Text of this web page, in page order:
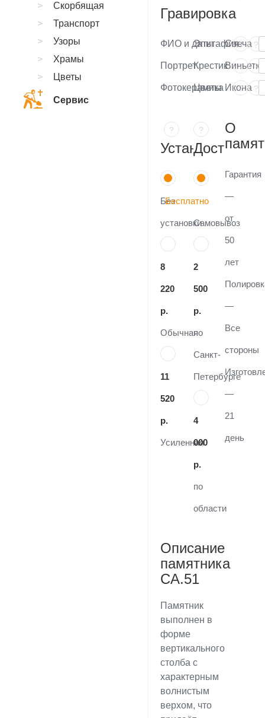
Гравировка
ФИО и даты ?
Портрет ?
Фотокерамика ?
Эпитафия ?
Крестик ?
Цветы ?
Свеча
Виньетка
Икона
?
Установка
Без
установки
8
220
р.
Обычная
11
520
р.
Усиленная
?
Доставка
Бесплатно
Самовывоз
2
500
р.
по
Санкт-
Петербурге
4
000
р.
по
области
О
Гарантия
—
от
50
лет
—
Все
стороны
—
21
день
Описание
памятника
CA.51
Памятник
выполнен в
форме
вертикального
столба с
характерным
волнистым
верхом, что
Скорбящая
Транспорт
Узоры
Храмы
Цветы
Сервис